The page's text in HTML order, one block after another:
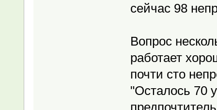
сейчас 98
Вопрос
работает
почти сто
"Осталось 70